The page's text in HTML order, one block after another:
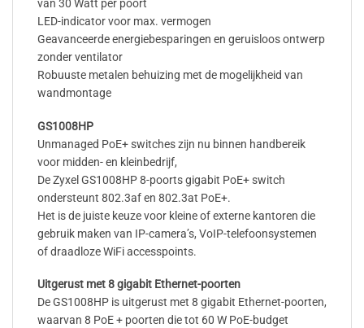
van 30 Watt per poort
LED-indicator voor max. vermogen
Geavanceerde energiebesparingen en geruisloos ontwerp
zonder ventilator
Robuuste metalen behuizing met de mogelijkheid van
wandmontage
GS1008HP
Unmanaged PoE+ switches zijn nu binnen handbereik
voor midden- en kleinbedrijf,
De Zyxel GS1008HP 8-poorts gigabit PoE+ switch
ondersteunt 802.3af en 802.3at PoE+.
Het is de juiste keuze voor kleine of externe kantoren die
gebruik maken van IP-camera’s, VoIP-telefoonsystemen
of draadloze WiFi accesspoints.
Uitgerust met 8 gigabit Ethernet-poorten
De GS1008HP is uitgerust met 8 gigabit Ethernet-poorten,
waarvan 8 PoE + poorten die tot 60 W PoE-budget